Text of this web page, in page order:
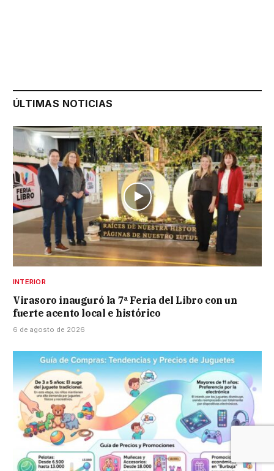
ÚLTIMAS NOTICIAS
INTERIOR
Virasoro inauguró la 7ª Feria del Libro con un
fuerte acento local e histórico
6 de agosto de 2026